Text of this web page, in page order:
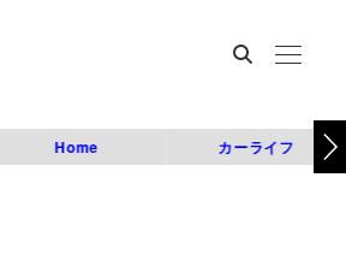
Home カーライフ